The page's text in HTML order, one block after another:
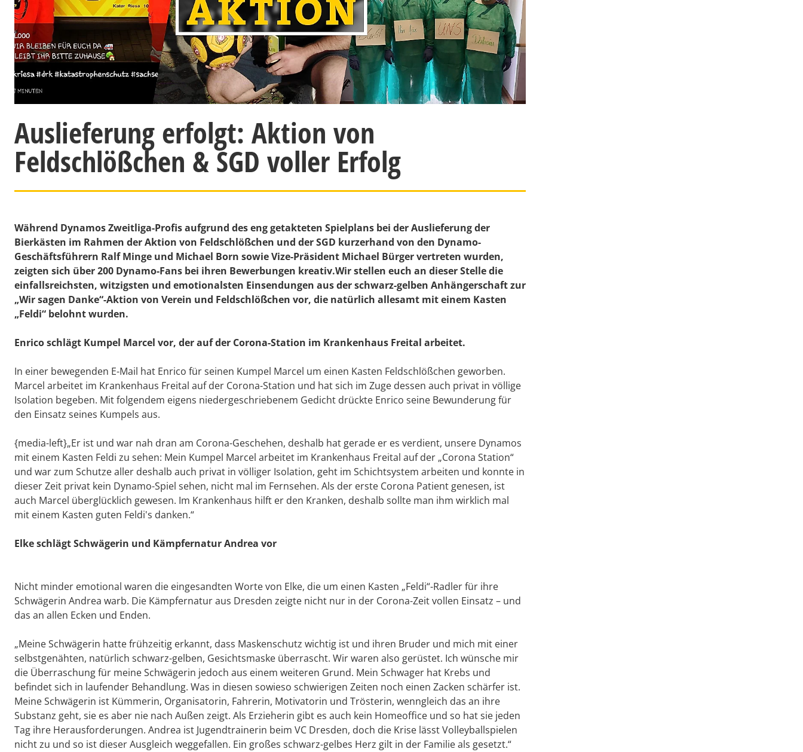
Auslieferung erfolgt: Aktion von
Feldschlößchen & SGD voller Erfolg
Während Dynamos Zweitliga-Profis aufgrund des eng getakteten Spielplans bei der Auslieferung der
Bierkästen im Rahmen der Aktion von Feldschlößchen und der SGD kurzerhand von den Dynamo-
Geschäftsführern Ralf Minge und Michael Born sowie Vize-Präsident Michael Bürger vertreten wurden,
zeigten sich über 200 Dynamo-Fans bei ihren Bewerbungen kreativ.Wir stellen euch an dieser Stelle die
einfallsreichsten, witzigsten und emotionalsten Einsendungen aus der schwarz-gelben Anhängerschaft zur
„Wir sagen Danke“-Aktion von Verein und Feldschlößchen vor, die natürlich allesamt mit einem Kasten
„Feldi“ belohnt wurden.
Enrico schlägt Kumpel Marcel vor, der auf der Corona-Station im Krankenhaus Freital arbeitet.
In einer bewegenden E-Mail hat Enrico für seinen Kumpel Marcel um einen Kasten Feldschlößchen geworben.
Marcel arbeitet im Krankenhaus Freital auf der Corona-Station und hat sich im Zuge dessen auch privat in völlige
Isolation begeben. Mit folgendem eigens niedergeschriebenem Gedicht drückte Enrico seine Bewunderung für
den Einsatz seines Kumpels aus.
{media-left}„Er ist und war nah dran am Corona-Geschehen, deshalb hat gerade er es verdient, unsere Dynamos
mit einem Kasten Feldi zu sehen: Mein Kumpel Marcel arbeitet im Krankenhaus Freital auf der „Corona Station“
und war zum Schutze aller deshalb auch privat in völliger Isolation, geht im Schichtsystem arbeiten und konnte in
dieser Zeit privat kein Dynamo-Spiel sehen, nicht mal im Fernsehen. Als der erste Corona Patient genesen, ist
auch Marcel überglücklich gewesen. Im Krankenhaus hilft er den Kranken, deshalb sollte man ihm wirklich mal
mit einem Kasten guten Feldi's danken.“
Elke schlägt Schwägerin und Kämpfernatur Andrea vor
Nicht minder emotional waren die eingesandten Worte von Elke, die um einen Kasten „Feldi“-Radler für ihre
Schwägerin Andrea warb. Die Kämpfernatur aus Dresden zeigte nicht nur in der Corona-Zeit vollen Einsatz – und
das an allen Ecken und Enden.
„Meine Schwägerin hatte frühzeitig erkannt, dass Maskenschutz wichtig ist und ihren Bruder und mich mit einer
selbstgenähten, natürlich schwarz-gelben, Gesichtsmaske überrascht. Wir waren also gerüstet. Ich wünsche mir
die Überraschung für meine Schwägerin jedoch aus einem weiteren Grund. Mein Schwager hat Krebs und
befindet sich in laufender Behandlung. Was in diesen sowieso schwierigen Zeiten noch einen Zacken schärfer ist.
Meine Schwägerin ist Kümmerin, Organisatorin, Fahrerin, Motivatorin und Trösterin, wenngleich das an ihre
Substanz geht, sie es aber nie nach Außen zeigt. Als Erzieherin gibt es auch kein Homeoffice und so hat sie jeden
Tag ihre Herausforderungen. Andrea ist Jugendtrainerin beim VC Dresden, doch die Krise lässt Volleyballspielen
nicht zu und so ist dieser Ausgleich weggefallen. Ein großes schwarz-gelbes Herz gilt in der Familie als gesetzt.“